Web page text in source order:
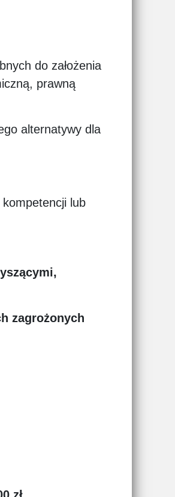
do założenia
prawną
alternatywy dla
lub
zagrożonych